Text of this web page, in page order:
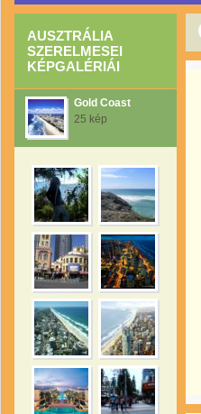
AUSZTRÁLIA
SZERELMESEI
KÉPGALÉRIÁI
Gold Coast
25 kép